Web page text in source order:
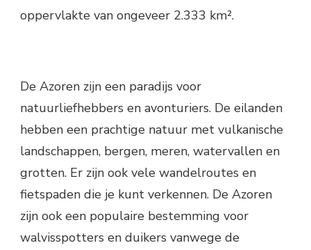
oppervlakte van ongeveer 2.333 km².
De Azoren zijn een paradijs voor
natuurliefhebbers en avonturiers. De eilanden
hebben een prachtige natuur met vulkanische
landschappen, bergen, meren, watervallen en
grotten. Er zijn ook vele wandelroutes en
fietspaden die je kunt verkennen. De Azoren
zijn ook een populaire bestemming voor
walvisspotters en duikers vanwege de